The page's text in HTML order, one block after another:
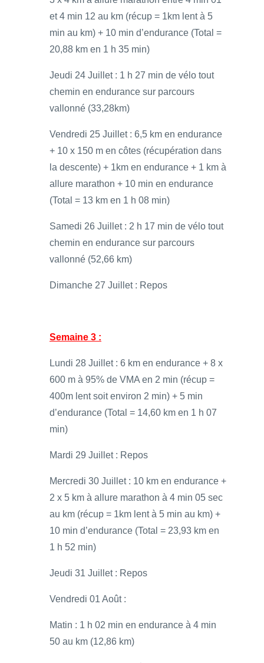
et 4 min 12 au km (récup = 1km lent à 5
min au km) + 10 min d’endurance (Total =
20,88 km en 1 h 35 min)
Jeudi 24 Juillet : 1 h 27 min de vélo tout
chemin en endurance sur parcours
vallonné (33,28km)
Vendredi 25 Juillet : 6,5 km en endurance
+ 10 x 150 m en côtes (récupération dans
la descente) + 1km en endurance + 1 km à
allure marathon + 10 min en endurance
(Total = 13 km en 1 h 08 min)
Samedi 26 Juillet : 2 h 17 min de vélo tout
chemin en endurance sur parcours
vallonné (52,66 km)
Dimanche 27 Juillet : Repos
Semaine 3 :
Lundi 28 Juillet : 6 km en endurance + 8 x
600 m à 95% de VMA en 2 min (récup =
400m lent soit environ 2 min) + 5 min
d’endurance (Total = 14,60 km en 1 h 07
min)
Mardi 29 Juillet : Repos
Mercredi 30 Juillet : 10 km en endurance +
2 x 5 km à allure marathon à 4 min 05 sec
au km (récup = 1km lent à 5 min au km) +
10 min d’endurance (Total = 23,93 km en
1 h 52 min)
Jeudi 31 Juillet : Repos
Vendredi 01 Août :
Matin : 1 h 02 min en endurance à 4 min
50 au km (12,86 km)